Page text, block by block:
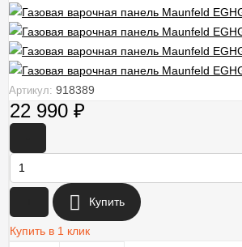
Артикул: 918389
22 990 ₽
Купить
Купить в 1 клик